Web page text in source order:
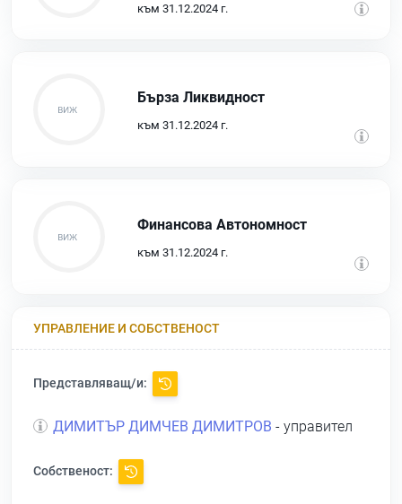
към 31.12.2024 г.
Бърза Ликвидност
към 31.12.2024 г.
Финансова Автономност
към 31.12.2024 г.
УПРАВЛЕНИЕ И СОБСТВЕНОСТ
Представляващ/и:
ДИМИТЪР ДИМЧЕВ ДИМИТРОВ - управител
Собственост: